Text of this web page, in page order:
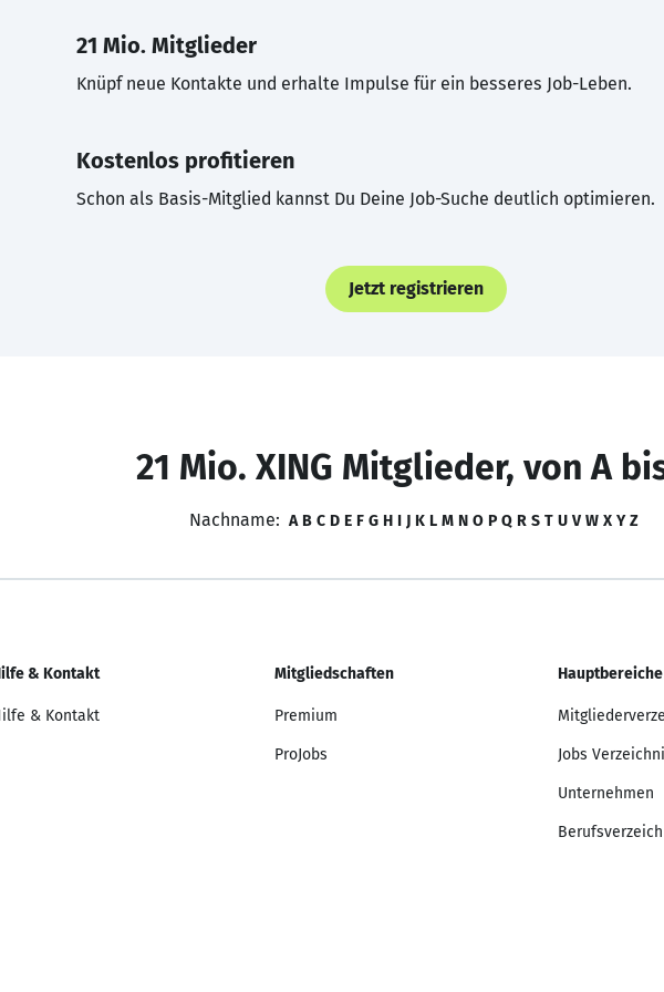
21 Mio. Mitglieder
Knüpf neue Kontakte und erhalte Impulse für ein besseres Job-Leben.
Kostenlos profitieren
Schon als Basis-Mitglied kannst Du Deine Job-Suche deutlich optimieren.
Jetzt registrieren
21 Mio. XING Mitglieder, von A
Nachname: A B C D E F G H I J K L M N O P Q R S T U V W X Y Z
& Kontakt
& Kontakt
Mitgliedschaften
Premium
ProJobs
Hauptbereiche
Jobs
Unternehmen